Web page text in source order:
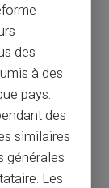
avoir des
familiales.
risque de ne
entraîner la
il existe un
des
à des
pays.
des
similaires
générales
Les